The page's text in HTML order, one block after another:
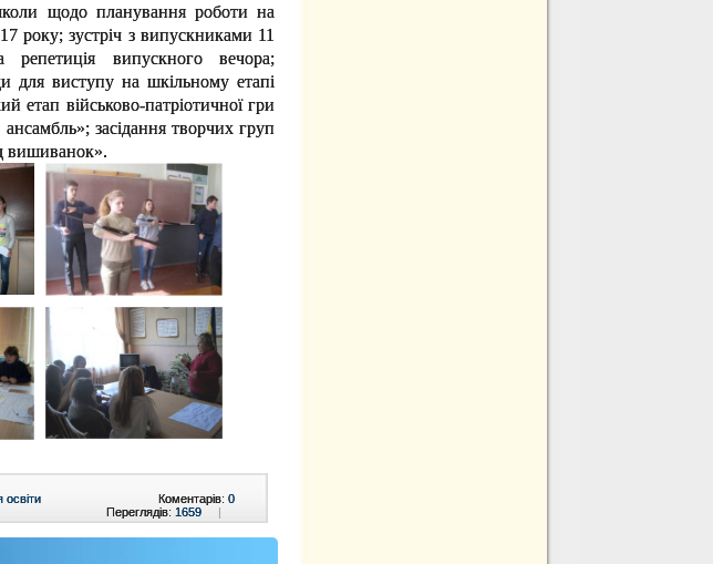
щодо планування роботи на
року; зустріч з випускниками 11
репетиція випускного вечора;
для виступу на шкільному етапі
етап військово-патріотичної гри
засідання творчих груп
вишиванок».
освіти Коментарів: 0
Переглядів: 1659 |